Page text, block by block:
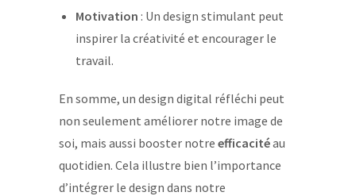
Motivation : Un design stimulant peut
inspirer la créativité et encourager le
travail.
En somme, un design digital réfléchi peut
non seulement améliorer notre image de
soi, mais aussi booster notre efficacitéau
quotidien. Cela illustre bien l’importance
d’intégrer le design dans notre